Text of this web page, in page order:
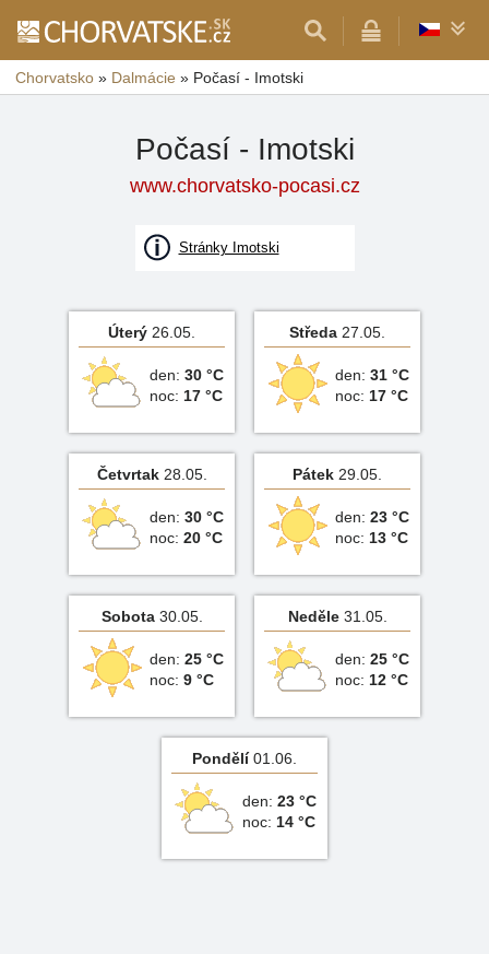
Chorvatsko » Dalmácie » Počasí - Imotski
Počasí - Imotski
www.chorvatsko-pocasi.cz
Stránky Imotski
Úterý 26.05.
den: 30 °C
noc: 17 °C
Středa 27.05.
den: 31 °C
noc: 17 °C
Četvrtak28.05.
den: 30 °C
noc: 20 °C
Pátek 29.05.
den: 23 °C
noc: 13 °C
Sobota30.05.
den: 25 °C
noc: 9 °C
Neděle31.05.
den: 25 °C
noc: 12 °C
Pondělí01.06.
den: 23 °C
noc: 14 °C